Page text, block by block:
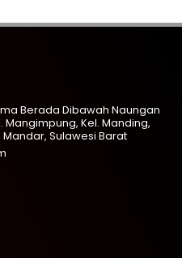
Berada Dibawah Naungan
Mangimpung, Kel. Manding,
Sulawesi Barat